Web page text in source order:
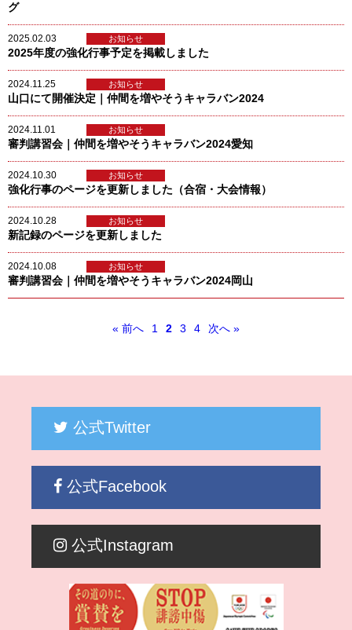
グ
2025.02.03 お知らせ
2025年度の強化行事予定を掲載しました
2024.11.25 お知らせ
山口にて開催決定｜仲間を増やそうキャラバン2024
2024.11.01 お知らせ
審判講習会｜仲間を増やそうキャラバン2024愛知
2024.10.30 お知らせ
強化行事のページを更新しました（合宿・大会情報）
2024.10.28 お知らせ
新記録のページを更新しました
2024.10.08 お知らせ
審判講習会｜仲間を増やそうキャラバン2024岡山
« 前へ 1 2 3 4 次へ »
公式Twitter
公式Facebook
公式Instagram